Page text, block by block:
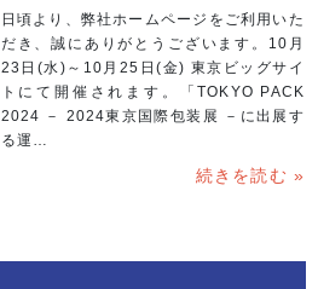
日頃より、弊社ホームページをご利用いた
だき、誠にありがとうございます。10月
23日(水)～10月25日(金) 東京ビッグサイ
トにて開催されます。「TOKYO PACK
2024 － 2024東京国際包装展 －に出展す
る運…
続きを読む »